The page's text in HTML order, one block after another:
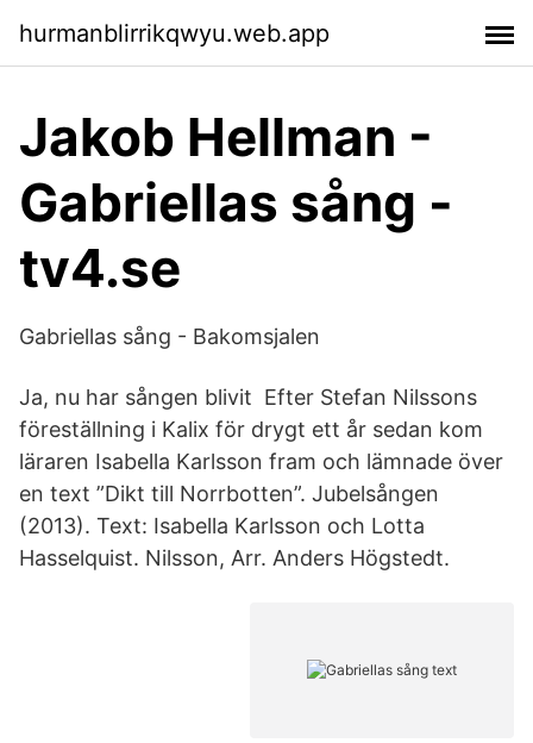
hurmanblirrikqwyu.web.app
Jakob Hellman -
Gabriellas sång -
tv4.se
Gabriellas sång - Bakomsjalen
Ja, nu har sången blivit Efter Stefan Nilssons
föreställning i Kalix för drygt ett år sedan kom
läraren Isabella Karlsson fram och lämnade över
en text ”Dikt till Norrbotten”. Jubelsången
(2013). Text: Isabella Karlsson och Lotta
Hasselquist. Nilsson, Arr. Anders Högstedt.